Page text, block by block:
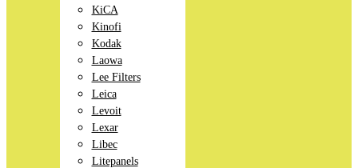
KiCA
Kinofi
Kodak
Laowa
Lee Filters
Leica
Levoit
Lexar
Libec
Litepanels